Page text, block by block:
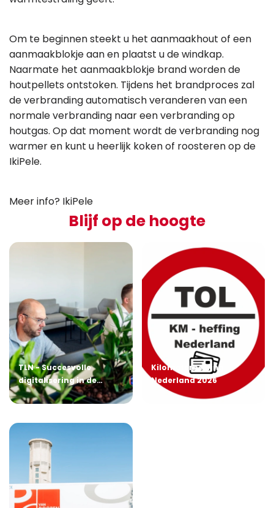
Om te beginnen steekt u het aanmaakhout of een
aanmaakblokje aan en plaatst u de windkap.
Naarmate het aanmaakblokje brand worden de
houtpellets ontstoken. Tijdens het brandproces zal
de verbranding automatisch veranderen van een
normale verbranding naar een verbranding op
houtgas. Op dat moment wordt de verbranding nog
warmer en kunt u heerlijk koken of roosteren op de
IkiPele.
Meer info? IkiPele
Blijf op de hoogte
TLN - Succesvolle
digitalisering in de
dagelijkse praktijk
Kilometerheffing
Nederland 2026